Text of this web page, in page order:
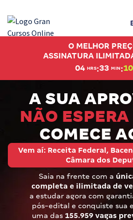
O MELHOR
ASSINATURA
04 HRS:33 MIN :09
A SUA
NÃO
COMECE
Vem aí: Receita Federal,
Câmara dos
Saia na frente com a
completa e ilimitada de
a estudar agora com
pós-edital e conquiste sua
uma das 155.959 vagas
Acesso a todos os cursos. Teste grátis por 7 dias!
Ordem, até você passar!
Residências Multiprofissionais
Preparação completa e intensiva para as
residências em saúde do Brasil
Concursos
Assinatura Ilimitada
Cursos 20% OFF